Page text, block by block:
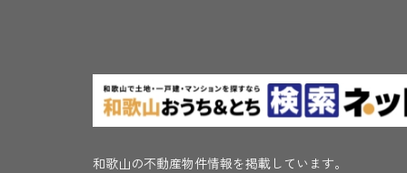
和歌山の不動産物件情報を掲載しています。